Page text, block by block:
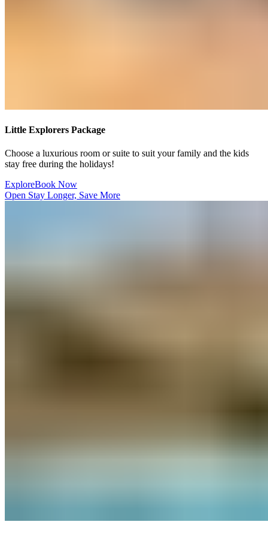
Little Explorers Package​​​​‌ ‍ ​‍​‍‌‍ ‌ ​‍‌‍‍‌‌‍‌ ‌‍‍‌‌‍ ‍​‍​‍​ ‍‍​‍​‍‌ ​ ‌‍​‌‌‍ ‍‌‍‍‌‌ ‌​‌ ‍‌​‍ ‍‌‍‍‌‌‍ ​‍​‍​‍ ​​‍​‍‌‍‍​‌ ​‍‌‍‌‌‌‍‌‍​‍​‍​ ‍‍​‍​‍‌‍‍​‌ ‌​‌ ‌​‌ ​​‌ ​ ​ ‍‍​‍ ​‍ ‌‍ ​​‍ ‌‌‍​‌‌‍ ‍‌‍‌​​‍ ‌‌ ​‍​‍ ‌‌‍‍​‌‍ ‌ ‌​‌‍‌‌‌‍ ​‌ ​ ​‍ ‌‌ ​ ‌ ‌​‌ ‌‌‌‍‌​‌‍‍‌‌‍ ​‍ ‍‌ ‌‍‌‍‌‌‌ ​‍‌‍​ ‌‍‌‌‌‍ ​​‍ ‍‌‍​‌‌ ​​‌ ​​​‍ ‌‍‍‌‌‍ ‍‌ ‌​‌‍‌‌‌‍ ‍‌ ‌​​‍ ‌‍‌‌‌‍‌​‌‍‍‌‌ ‌​​‍ ‌‍ ‌‌‍ ‌‍‌​‌‍‌‌​ ‌‌ ​​‌ ​‍‌‍‌‌‌ ​ ‌‍‌‌‌‍ ‍‌ ‌​‌‍​‌‌ ‌​‌‍‍‌‌‍ ‌‍ ‍​ ‍ ‌‍‍‌‌‍‌​​ ‌​ ‍‌​ ​‌​ ‌‍​ ‌‍​ ‍‌‌‍‌​‌‍​‌​ ​​​‍ ‌​ ‌‍‌‍​ ‌‍​ ‌‍​ ​‍ ‌​ ‌​​ ‍‌​ ‌​​ ‌‍​‍ ‌‌‍​‌​ ​‍​ ‌ ​ ‌​​‍ ‌‌‍​‌‌‍​ ‌‍​‍​ ‍‌‌‍​‍​ ​ ‌‍‌‌‌‍​ ​ ​ ‌‍‌​​ ‌ ‌‍​ ​ ‍ ‌ ‌​‌ ‍‌‌ ​​‌‍‌‌​ ‌‌‍‍​‌‍ ‌ ‌​‌‍‌‌‌‍ ​‌‌​ ‌‍‍‌‌ ‌​‌‍‌‌‌‌​​‌‍​‌‌‍‌ ‌‍‌‌​ ‍ ‌ ​​‌‍​‌‌ ‌​‌‍‍​​ ‌‌ ​​‌‍​‌‌‍‌ ‌‍‌‌‌​​‍‌ ‌‌‌‍‍‌‌‍ ​‌‍‌​‌‍‌‌‌ ​‍​‍‌‌​ ‌‌‌​​‍‌‌ ‌‍‍ ‌‍‌‌‌ ‍‌​‍‌‌​ ​ ‌​‌​​‍‌‌​ ​ ‌​‌​​‍‌‌​ ​‍​ ​‍​ ‍​​ ​ ​ ‍​​ ‌ ​ ‍​​ ​‌​ ‌‍‌‍​ ‌‍‌‌​ ‌​​ ​‍‌‍​‌​‍‌‌​ ​‍​ ​‍​‍‌‌​ ‌‌‌​‌​​‍ ‍‌‍​ ‌‍ ‌‍ ‍‌ ‌​‌‍‌‌‌‍ ‍‌ ‌​​‍‌‌​ ‌‌‌​​‍‌‌ ‌‍‍ ‌‍‌‌‌ ‍‌​‍‌‌​ ​ ‌​‌​​‍‌‌​ ​ ‌​‌​​‍‌‌​ ​‍​ ​‍‌‍‌‍​ ​‍‌‍‌‌​ ​​​ ​​​ ​​​ ‌​‌‍​‍​ ‍​​ ‍‌​ ‌‌​ ​ ​‍‌‌​ ​‍​ ​‍​‍‌‌​ ‌‌‌​‌​​‍ ‍‌ ‌​‌‍‍‌‌ ‌​‌‍ ​‌‍‌‌​ ‌‍​‍‌‍​‌‌ ​ ‌‍‌‌‌‌‌‌‌ ​‍‌‍ ​​ ‌‌‍‍​‌ ‌​‌ ‌​‌ ​​‌ ​ ​‍‌‌​ ​ ‌​​‌​‍‌‌​ ​‍‌​‌‍​‍‌‌​ ​‍‌​‌‍‌‍ ​​‍ ‌‌‍​‌‌‍ ‍‌‍‌​​‍ ‌‌ ​‍​‍ ‌‌‍‍​‌‍ ‌ ‌​‌‍‌‌‌‍ ​‌ ​ ​‍ ‌‌ ​ ‌ ‌​‌ ‌‌‌‍‌​‌‍‍‌‌‍ ​‍ ‍‌ ‌‍‌‍‌‌‌ ​‍‌‍​ ‌‍‌‌‌‍ ​​‍ ‍‌‍​‌‌ ​​‌ ​​​‍‌‍‌‍‍‌‌‍‌​​ ‌​ ‍‌​ ​‌​ ‌‍​ ‌‍​ ‍‌‌‍‌​‌‍​‌​ ​​​‍ ‌​ ‌‍‌‍​ ‌‍​ ‌‍​ ​‍ ‌​ ‌​​ ‍‌​ ‌​​ ‌‍​‍ ‌‌‍​‌​ ​‍​ ‌ ​ ‌​​‍ ‌‌‍​‌‌‍​ ‌‍​‍​ ‍‌‌‍​‍​ ​ ‌‍‌‌‌‍​ ​ ​ ‌‍‌​​ ‌ ‌‍​ ​‍‌‍‌ ‌​‌ ‍‌‌ ​​‌‍‌‌​ ‌‌‍‍​‌‍ ‌ ‌​‌‍‌‌‌‍ ​‌‌​ ‌‍‍‌‌ ‌​‌‍‌‌‌‌​​‌‍​‌‌‍‌ ‌‍‌‌​‍‌‍‌ ​​‌‍​‌‌ ‌​‌‍‍​​ ‌‌ ​​‌‍​‌‌‍‌ ‌‍‌‌‌​​‍‌ ‌‌‌‍‍‌‌‍ ​‌‍‌​‌‍‌‌‌ ​‍​‍‌‌​ ‌‌‌​​‍‌‌ ‌‍‍ ‌‍‌‌‌ ‍‌​‍‌‌​ ​ ‌​‌​​‍‌‌​ ​ ‌​‌​​‍‌‌​ ​‍​ ​‍​ ‍​​ ​ ​ ‍​​ ‌ ​ ‍​​ ​‌​ ‌‍‌‍​ ‌‍‌‌​ ‌​​ ​‍‌‍​‌​‍‌‌​ ​‍​ ​‍​‍‌‌​ ‌‌‌​‌​​‍ ‍‌‍​ ‌‍ ‌‍ ‍‌ ‌​‌‍‌‌‌‍ ‍‌ ‌​​‍‌‌​ ‌‌‌​​‍‌‌ ‌‍‍ ‌‍‌‌‌ ‍‌​‍‌‌​ ​ ‌​‌​​‍‌‌​ ​ ‌​‌​​‍‌‌​ ​‍​ ​‍‌‍‌‍​ ​‍‌‍‌‌​ ​​​ ​​​ ​​​ ‌​‌‍​‍​ ‍​​ ‍‌​ ‌‌​ ​ ​‍‌‌​ ​‍​ ​‍​‍‌‌​ ‌‌‌​‌​​‍ ‍‌ ‌​‌‍‍‌‌ ‌​‌‍ ​‌‍‌‌​‍‌‍‌ ​​‌‍‌‌‌ ​‍‌ ​ ‌ ​​‌‍‌‌‌‍​ ‌ ‌​‌‍‍‌‌ ‌‍‌‍‌‌​ ‌‌ ​​‌ ‌‌‌‍​‍‌‍ ​‌‍‍‌‌ ​ ‌‍‍​‌‍‌‌‌‍‌​​‍​‍‌ ‌
Choose a luxurious room or suite to suit your family and the kids
stay free during the holidays!​​​​‌ ‍ ​‍​‍‌‍ ‌ ​‍‌‍‍‌‌‍‌ ‌‍‍‌‌‍ ‍​‍​‍​ ‍‍​‍​‍‌ ​ ‌‍​‌‌‍ ‍‌‍‍‌‌ ‌​‌ ‍‌​‍ ‍‌‍‍‌‌‍ ​‍​‍​‍ ​​‍​‍‌‍‍​‌ ​‍‌‍‌‌‌‍‌‍​‍​‍​ ‍‍​‍​‍‌‍‍​‌ ‌​‌ ‌​‌ ​​‌ ​ ​ ‍‍​‍ ​‍ ‌‍ ​​‍ ‌‌‍​‌‌‍ ‍‌‍‌​​‍ ‌‌ ​‍​‍ ‌‌‍‍​‌‍ ‌ ‌​‌‍‌‌‌‍ ​‌ ​ ​‍ ‌‌ ​ ‌ ‌​‌ ‌‌‌‍‌​‌‍‍‌‌‍ ​‍ ‍‌ ‌‍‌‍‌‌‌ ​‍‌‍​ ‌‍‌‌‌‍ ​​‍ ‍‌‍​‌‌ ​​‌ ​​​‍ ‌‍‍‌‌‍ ‍‌ ‌​‌‍‌‌‌‍ ‍‌ ‌​​‍ ‌‍‌‌‌‍‌​‌‍‍‌‌ ‌​​‍ ‌‍ ‌‌‍ ‌‍‌​‌‍‌‌​ ‌‌ ​​‌ ​‍‌‍‌‌‌ ​ ‌‍‌‌‌‍ ‍‌ ‌​‌‍​‌‌ ‌​‌‍‍‌‌‍ ‌‍ ‍​ ‍ ‌‍‍‌‌‍‌​​ ‌​ ‍‌​ ​‌​ ‌‍​ ‌‍​ ‍‌‌‍‌​‌‍​‌​ ​​​‍ ‌​ ‌‍‌‍​ ‌‍​ ‌‍​ ​‍ ‌​ ‌​​ ‍‌​ ‌​​ ‌‍​‍ ‌‌‍​‌​ ​‍​ ‌ ​ ‌​​‍ ‌‌‍​‌‌‍​ ‌‍​‍​ ‍‌‌‍​‍​ ​ ‌‍‌‌‌‍​ ​ ​ ‌‍‌​​ ‌ ‌‍​ ​ ‍ ‌ ‌​‌ ‍‌‌ ​​‌‍‌‌​ ‌‌‍‍​‌‍ ‌ ‌​‌‍‌‌‌‍ ​‌‌​ ‌‍‍‌‌ ‌​‌‍‌‌‌‌​​‌‍​‌‌‍‌ ‌‍‌‌​ ‍ ‌ ​​‌‍​‌‌ ‌​‌‍‍​​ ‌‌ ​​‌‍​‌‌‍‌ ‌‍‌‌‌​​‍‌ ‌‌‌‍‍‌‌‍ ​‌‍‌​‌‍‌‌‌ ​‍​‍‌‌​ ‌‌‌​​‍‌‌ ‌‍‍ ‌‍‌‌‌ ‍‌​‍‌‌​ ​ ‌​‌​​‍‌‌​ ​ ‌​‌​​‍‌‌​ ​‍​ ​‍​ ‍​​ ​ ​ ‍​​ ‌ ​ ‍​​ ​‌​ ‌‍‌‍​ ‌‍‌‌​ ‌​​ ​‍‌‍​‌​‍‌‌​ ​‍​ ​‍​‍‌‌​ ‌‌‌​‌​​‍ ‍‌‍​ ‌‍ ‌‍ ‍‌ ‌​‌‍‌‌‌‍ ‍‌ ‌​​‍‌‌​ ‌‌‌​​‍‌‌ ‌‍‍ ‌‍‌‌‌ ‍‌​‍‌‌​ ​ ‌​‌​​‍‌‌​ ​ ‌​‌​​‍‌‌​ ​‍​ ​‍‌‍‌‍​ ​‍‌‍‌‌​ ​​​ ​​​ ​​​ ‌​‌‍​‍​ ‍​​ ‍‌​ ‌‌​ ​ ​‍‌‌​ ​‍​ ​‍​‍‌‌​ ‌‌‌​‌​​‍ ‍‌‍‌‌‌ ‍​‌‍​ ‌‍‌‌‌ ​‍‌ ​​‌ ‌​​ ‌‍​‍‌‍​‌‌ ​ ‌‍‌‌‌‌‌‌‌ ​‍‌‍ ​​ ‌‌‍‍​‌ ‌​‌ ‌​‌ ​​‌ ​ ​‍‌‌​ ​ ‌​​‌​‍‌‌​ ​‍‌​‌‍​‍‌‌​ ​‍‌​‌‍‌‍ ​​‍ ‌‌‍​‌‌‍ ‍‌‍‌​​‍ ‌‌ ​‍​‍ ‌‌‍‍​‌‍ ‌ ‌​‌‍‌‌‌‍ ​‌ ​ ​‍ ‌‌ ​ ‌ ‌​‌ ‌‌‌‍‌​‌‍‍‌‌‍ ​‍ ‍‌ ‌‍‌‍‌‌‌ ​‍‌‍​ ‌‍‌‌‌‍ ​​‍ ‍‌‍​‌‌ ​​‌ ​​​‍‌‍‌‍‍‌‌‍‌​​ ‌​ ‍‌​ ​‌​ ‌‍​ ‌‍​ ‍‌‌‍‌​‌‍​‌​ ​​​‍ ‌​ ‌‍‌‍​ ‌‍​ ‌‍​ ​‍ ‌​ ‌​​ ‍‌​ ‌​​ ‌‍​‍ ‌‌‍​‌​ ​‍​ ‌ ​ ‌​​‍ ‌‌‍​‌‌‍​ ‌‍​‍​ ‍‌‌‍​‍​ ​ ‌‍‌‌‌‍​ ​ ​ ‌‍‌​​ ‌ ‌‍​ ​‍‌‍‌ ‌​‌ ‍‌‌ ​​‌‍‌‌​ ‌‌‍‍​‌‍ ‌ ‌​‌‍‌‌‌‍ ​‌‌​ ‌‍‍‌‌ ‌​‌‍‌‌‌‌​​‌‍​‌‌‍‌ ‌‍‌‌​‍‌‍‌ ​​‌‍​‌‌ ‌​‌‍‍​​ ‌‌ ​​‌‍​‌‌‍‌ ‌‍‌‌‌​​‍‌ ‌‌‌‍‍‌‌‍ ​‌‍‌​‌‍‌‌‌ ​‍​‍‌‌​ ‌‌‌​​‍‌‌ ‌‍‍ ‌‍‌‌‌ ‍‌​‍‌‌​ ​ ‌​‌​​‍‌‌​ ​ ‌​‌​​‍‌‌​ ​‍​ ​‍​ ‍​​ ​ ​ ‍​​ ‌ ​ ‍​​ ​‌​ ‌‍‌‍​ ‌‍‌‌​ ‌​​ ​‍‌‍​‌​‍‌‌​ ​‍​ ​‍​‍‌‌​ ‌‌‌​‌​​‍ ‍‌‍​ ‌‍ ‌‍ ‍‌ ‌​‌‍‌‌‌‍ ‍‌ ‌​​‍‌‌​ ‌‌‌​​‍‌‌ ‌‍‍ ‌‍‌‌‌ ‍‌​‍‌‌​ ​ ‌​‌​​‍‌‌​ ​ ‌​‌​​‍‌‌​ ​‍​ ​‍‌‍‌‍​ ​‍‌‍‌‌​ ​​​ ​​​ ​​​ ‌​‌‍​‍​ ‍​​ ‍‌​ ‌‌​ ​ ​‍‌‌​ ​‍​ ​‍​‍‌‌​ ‌‌‌​‌​​‍ ‍‌‍‌‌‌ ‍​‌‍​ ‌‍‌‌‌ ​‍‌ ​​‌ ‌​​‍‌‍‌ ​​‌‍‌‌‌ ​‍‌ ​ ‌ ​​‌‍‌‌‌‍​ ‌ ‌​‌‍‍‌‌ ‌‍‌‍‌‌​ ‌‌ ​​‌ ‌‌‌‍​‍‌‍ ​‌‍‍‌‌ ​ ‌‍‍​‌‍‌‌‌‍‌​​‍​‍‌ ‌
Explore​​​​‌ ‍ ​‍​‍‌‍ ‌ ​‍‌‍‍‌‌‍‌ ‌‍‍‌‌‍ ‍​‍​‍​ ‍‍​‍​‍‌ ​ ‌‍​‌‌‍ ‍‌‍‍‌‌ ‌​‌ ‍‌​‍ ‍‌‍‍‌‌‍ ​‍​‍​‍ ​​‍​‍‌‍‍​‌ ​‍‌‍‌‌‌‍‌‍​‍​‍​ ‍‍​‍​‍‌‍‍​‌ ‌​‌ ‌​‌ ​​‌ ​ ​ ‍‍​‍ ​‍ ‌‍ ​​‍ ‌‌‍​‌‌‍ ‍‌‍‌​​‍ ‌‌ ​‍​‍ ‌‌‍‍​‌‍ ‌ ‌​‌‍‌‌‌‍ ​‌ ​ ​‍ ‌‌ ​ ‌ ‌​‌ ‌‌‌‍‌​‌‍‍‌‌‍ ​‍ ‍‌ ‌‍‌‍‌‌‌ ​‍‌‍​ ‌‍‌‌‌‍ ​​‍ ‍‌‍​‌‌ ​​‌ ​​​‍ ‌‍‍‌‌‍ ‍‌ ‌​‌‍‌‌‌‍ ‍‌ ‌​​‍ ‌‍‌‌‌‍‌​‌‍‍‌‌ ‌​​‍ ‌‍ ‌‌‍ ‌‍‌​‌‍‌‌​ ‌‌ ​​‌ ​‍‌‍‌‌‌ ​ ‌‍‌‌‌‍ ‍‌ ‌​‌‍​‌‌ ‌​‌‍‍‌‌‍ ‌‍ ‍​ ‍ ‌‍‍‌‌‍‌​​ ‌​ ‍‌​ ​‌​ ‌‍​ ‌‍​ ‍‌‌‍‌​‌‍​‌​ ​​​‍ ‌​ ‌‍‌‍​ ‌‍​ ‌‍​ ​‍ ‌​ ‌​​ ‍‌​ ‌​​ ‌‍​‍ ‌‌‍​‌​ ​‍​ ‌ ​ ‌​​‍ ‌‌‍​‌‌‍​ ‌‍​‍​ ‍‌‌‍​‍​ ​ ‌‍‌‌‌‍​ ​ ​ ‌‍‌​​ ‌ ‌‍​ ​ ‍ ‌ ‌​‌ ‍‌‌ ​​‌‍‌‌​ ‌‌‍‍​‌‍ ‌ ‌​‌‍‌‌‌‍ ​‌‌​ ‌‍‍‌‌ ‌​‌‍‌‌‌‌​​‌‍​‌‌‍‌ ‌‍‌‌​ ‍ ‌ ​​‌‍​‌‌ ‌​‌‍‍​​ ‌‌ ​​‌‍​‌‌‍‌ ‌‍‌‌‌​​‍‌ ‌‌‌‍‍‌‌‍ ​‌‍‌​‌‍‌‌‌ ​‍​‍‌‌​ ‌‌‌​​‍‌‌ ‌‍‍ ‌‍‌‌‌ ‍‌​‍‌‌​ ​ ‌​‌​​‍‌‌​ ​ ‌​‌​​‍‌‌​ ​‍​ ​‍​ ‍​​ ​ ​ ‍​​ ‌ ​ ‍​​ ​‌​ ‌‍‌‍​ ‌‍‌‌​ ‌​​ ​‍‌‍​‌​‍‌‌​ ​‍​ ​‍​‍‌‌​ ‌‌‌​‌​​‍ ‍‌‍​ ‌‍ ‌‍ ‍‌ ‌​‌‍‌‌‌‍ ‍‌ ‌​​‍‌‌​ ‌‌‌​​‍‌‌ ‌‍‍ ‌‍‌‌‌ ‍‌​‍‌‌​ ​ ‌​‌​​‍‌‌​ ​ ‌​‌​​‍‌‌​ ​‍​ ​‍‌‍‌‍​ ​‍‌‍‌‌​ ​​​ ​​​ ​​​ ‌​‌‍​‍​ ‍​​ ‍‌​ ‌‌​ ​ ​‍‌‌​ ​‍​ ​‍​‍‌‌​ ‌‌‌​‌​​‍ ‍‌ ​​‌ ​‍‌‍‍‌‌‍ ‌‌‍​‌‌ ​‍‌ ‍‌‌​​ ‌ ‌​‌‍​‌​‍ ‍‌‍ ​‌‍​‌‌‍​‍‌‍‌‌‌‍ ​​ ‌‍​‍‌‍​‌‌ ​ ‌‍‌‌‌‌‌‌‌ ​‍‌‍ ​​ ‌‌‍‍​‌ ‌​‌ ‌​‌ ​​‌ ​ ​‍‌‌​ ​ ‌​​‌​‍‌‌​ ​‍‌​‌‍​‍‌‌​ ​‍‌​‌‍‌‍ ​​‍ ‌‌‍​‌‌‍ ‍‌‍‌​​‍ ‌‌ ​‍​‍ ‌‌‍‍​‌‍ ‌ ‌​‌‍‌‌‌‍ ​‌ ​ ​‍ ‌‌ ​ ‌ ‌​‌ ‌‌‌‍‌​‌‍‍‌‌‍ ​‍ ‍‌ ‌‍‌‍‌‌‌ ​‍‌‍​ ‌‍‌‌‌‍ ​​‍ ‍‌‍​‌‌ ​​‌ ​​​‍‌‍‌‍‍‌‌‍‌​​ ‌​ ‍‌​ ​‌​ ‌‍​ ‌‍​ ‍‌‌‍‌​‌‍​‌​ ​​​‍ ‌​ ‌‍‌‍​ ‌‍​ ‌‍​ ​‍ ‌​ ‌​​ ‍‌​ ‌​​ ‌‍​‍ ‌‌‍​‌​ ​‍​ ‌ ​ ‌​​‍ ‌‌‍​‌‌‍​ ‌‍​‍​ ‍‌‌‍​‍​ ​ ‌‍‌‌‌‍​ ​ ​ ‌‍‌​​ ‌ ‌‍​ ​‍‌‍‌ ‌​‌ ‍‌‌ ​​‌‍‌‌​ ‌‌‍‍​‌‍ ‌ ‌​‌‍‌‌‌‍ ​‌‌​ ‌‍‍‌‌ ‌​‌‍‌‌‌‌​​‌‍​‌‌‍‌ ‌‍‌‌​‍‌‍‌ ​​‌‍​‌‌ ‌​‌‍‍​​ ‌‌ ​​‌‍​‌‌‍‌ ‌‍‌‌‌​​‍‌ ‌‌‌‍‍‌‌‍ ​‌‍‌​‌‍‌‌‌ ​‍​‍‌‌​ ‌‌‌​​‍‌‌ ‌‍‍ ‌‍‌‌‌ ‍‌​‍‌‌​ ​ ‌​‌​​‍‌‌​ ​ ‌​‌​​‍‌‌​ ​‍​ ​‍​ ‍​​ ​ ​ ‍​​ ‌ ​ ‍​​ ​‌​ ‌‍‌‍​ ‌‍‌‌​ ‌​​ ​‍‌‍​‌​‍‌‌​ ​‍​ ​‍​‍‌‌​ ‌‌‌​‌​​‍ ‍‌‍​ ‌‍ ‌‍ ‍‌ ‌​‌‍‌‌‌‍ ‍‌ ‌​​‍‌‌​ ‌‌‌​​‍‌‌ ‌‍‍ ‌‍‌‌‌ ‍‌​‍‌‌​ ​ ‌​‌​​‍‌‌​ ​ ‌​‌​​‍‌‌​ ​‍​ ​‍‌‍‌‍​ ​‍‌‍‌‌​ ​​​ ​​​ ​​​ ‌​‌‍​‍​ ‍​​ ‍‌​ ‌‌​ ​ ​‍‌‌​ ​‍​ ​‍​‍‌‌​ ‌‌‌​‌​​‍ ‍‌ ​​‌ ​‍‌‍‍‌‌‍ ‌‌‍​‌‌ ​‍‌ ‍‌‌​​ ‌ ‌​‌‍​‌​‍ ‍‌‍ ​‌‍​‌‌‍​‍‌‍‌‌‌‍ ​​‍‌‍‌ ​​‌‍‌‌‌ ​‍‌ ​ ‌ ​​‌‍‌‌‌‍​ ‌ ‌​‌‍‍‌‌ ‌‍‌‍‌‌​ ‌‌ ​​‌ ‌‌‌‍​‍‌‍ ​‌‍‍‌‌ ​ ‌‍‍​‌‍‌‌‌‍‌​​‍​‍‌ ‌Book Now​​​​‌ ‍ ​‍​‍‌‍ ‌ ​‍‌‍‍‌‌‍‌ ‌‍‍‌‌‍ ‍​‍​‍​ ‍‍​‍​‍‌ ​ ‌‍​‌‌‍ ‍‌‍‍‌‌ ‌​‌ ‍‌​‍ ‍‌‍‍‌‌‍ ​‍​‍​‍ ​​‍​‍‌‍‍​‌ ​‍‌‍‌‌‌‍‌‍​‍​‍​ ‍‍​‍​‍‌‍‍​‌ ‌​‌ ‌​‌ ​​‌ ​ ​ ‍‍​‍ ​‍ ‌‍ ​​‍ ‌‌‍​‌‌‍ ‍‌‍‌​​‍ ‌‌ ​‍​‍ ‌‌‍‍​‌‍ ‌ ‌​‌‍‌‌‌‍ ​‌ ​ ​‍ ‌‌ ​ ‌ ‌​‌ ‌‌‌‍‌​‌‍‍‌‌‍ ​‍ ‍‌ ‌‍‌‍‌‌‌ ​‍‌‍​ ‌‍‌‌‌‍ ​​‍ ‍‌‍​‌‌ ​​‌ ​​​‍ ‌‍‍‌‌‍ ‍‌ ‌​‌‍‌‌‌‍ ‍‌ ‌​​‍ ‌‍‌‌‌‍‌​‌‍‍‌‌ ‌​​‍ ‌‍ ‌‌‍ ‌‍‌​‌‍‌‌​ ‌‌ ​​‌ ​‍‌‍‌‌‌ ​ ‌‍‌‌‌‍ ‍‌ ‌​‌‍​‌‌ ‌​‌‍‍‌‌‍ ‌‍ ‍​ ‍ ‌‍‍‌‌‍‌​​ ‌​ ‍‌​ ​‌​ ‌‍​ ‌‍​ ‍‌‌‍‌​‌‍​‌​ ​​​‍ ‌​ ‌‍‌‍​ ‌‍​ ‌‍​ ​‍ ‌​ ‌​​ ‍‌​ ‌​​ ‌‍​‍ ‌‌‍​‌​ ​‍​ ‌ ​ ‌​​‍ ‌‌‍​‌‌‍​ ‌‍​‍​ ‍‌‌‍​‍​ ​ ‌‍‌‌‌‍​ ​ ​ ‌‍‌​​ ‌ ‌‍​ ​ ‍ ‌ ‌​‌ ‍‌‌ ​​‌‍‌‌​ ‌‌‍‍​‌‍ ‌ ‌​‌‍‌‌‌‍ ​‌‌​ ‌‍‍‌‌ ‌​‌‍‌‌‌‌​​‌‍​‌‌‍‌ ‌‍‌‌​ ‍ ‌ ​​‌‍​‌‌ ‌​‌‍‍​​ ‌‌ ​​‌‍​‌‌‍‌ ‌‍‌‌‌​​‍‌ ‌‌‌‍‍‌‌‍ ​‌‍‌​‌‍‌‌‌ ​‍​‍‌‌​ ‌‌‌​​‍‌‌ ‌‍‍ ‌‍‌‌‌ ‍‌​‍‌‌​ ​ ‌​‌​​‍‌‌​ ​ ‌​‌​​‍‌‌​ ​‍​ ​‍​ ‍​​ ​ ​ ‍​​ ‌ ​ ‍​​ ​‌​ ‌‍‌‍​ ‌‍‌‌​ ‌​​ ​‍‌‍​‌​‍‌‌​ ​‍​ ​‍​‍‌‌​ ‌‌‌​‌​​‍ ‍‌‍​ ‌‍ ‌‍ ‍‌ ‌​‌‍‌‌‌‍ ‍‌ ‌​​‍‌‌​ ‌‌‌​​‍‌‌ ‌‍‍ ‌‍‌‌‌ ‍‌​‍‌‌​ ​ ‌​‌​​‍‌‌​ ​ ‌​‌​​‍‌‌​ ​‍​ ​‍‌‍‌‍​ ​‍‌‍‌‌​ ​​​ ​​​ ​​​ ‌​‌‍​‍​ ‍​​ ‍‌​ ‌‌​ ​ ​‍‌‌​ ​‍​ ​‍​‍‌‌​ ‌‌‌​‌​​‍ ‍‌ ​ ‌‍‌‌‌‍​ ‌‍ ‌‍ ‍‌‍‌​‌‍​‌‌ ​‍‌ ‍‌‌​​ ‌ ‌​‌‍​‌​‍ ‍‌‍ ​‌‍​‌‌‍​‍‌‍‌‌‌‍ ​​ ‌‍​‍‌‍​‌‌ ​ ‌‍‌‌‌‌‌‌‌ ​‍‌‍ ​​ ‌‌‍‍​‌ ‌​‌ ‌​‌ ​​‌ ​ ​‍‌‌​ ​ ‌​​‌​‍‌‌​ ​‍‌​‌‍​‍‌‌​ ​‍‌​‌‍‌‍ ​​‍ ‌‌‍​‌‌‍ ‍‌‍‌​​‍ ‌‌ ​‍​‍ ‌‌‍‍​‌‍ ‌ ‌​‌‍‌‌‌‍ ​‌ ​ ​‍ ‌‌ ​ ‌ ‌​‌ ‌‌‌‍‌​‌‍‍‌‌‍ ​‍ ‍‌ ‌‍‌‍‌‌‌ ​‍‌‍​ ‌‍‌‌‌‍ ​​‍ ‍‌‍​‌‌ ​​‌ ​​​‍‌‍‌‍‍‌‌‍‌​​ ‌​ ‍‌​ ​‌​ ‌‍​ ‌‍​ ‍‌‌‍‌​‌‍​‌​ ​​​‍ ‌​ ‌‍‌‍​ ‌‍​ ‌‍​ ​‍ ‌​ ‌​​ ‍‌​ ‌​​ ‌‍​‍ ‌‌‍​‌​ ​‍​ ‌ ​ ‌​​‍ ‌‌‍​‌‌‍​ ‌‍​‍​ ‍‌‌‍​‍​ ​ ‌‍‌‌‌‍​ ​ ​ ‌‍‌​​ ‌ ‌‍​ ​‍‌‍‌ ‌​‌ ‍‌‌ ​​‌‍‌‌​ ‌‌‍‍​‌‍ ‌ ‌​‌‍‌‌‌‍ ​‌‌​ ‌‍‍‌‌ ‌​‌‍‌‌‌‌​​‌‍​‌‌‍‌ ‌‍‌‌​‍‌‍‌ ​​‌‍​‌‌ ‌​‌‍‍​​ ‌‌ ​​‌‍​‌‌‍‌ ‌‍‌‌‌​​‍‌ ‌‌‌‍‍‌‌‍ ​‌‍‌​‌‍‌‌‌ ​‍​‍‌‌​ ‌‌‌​​‍‌‌ ‌‍‍ ‌‍‌‌‌ ‍‌​‍‌‌​ ​ ‌​‌​​‍‌‌​ ​ ‌​‌​​‍‌‌​ ​‍​ ​‍​ ‍​​ ​ ​ ‍​​ ‌ ​ ‍​​ ​‌​ ‌‍‌‍​ ‌‍‌‌​ ‌​​ ​‍‌‍​‌​‍‌‌​ ​‍​ ​‍​‍‌‌​ ‌‌‌​‌​​‍ ‍‌‍​ ‌‍ ‌‍ ‍‌ ‌​‌‍‌‌‌‍ ‍‌ ‌​​‍‌‌​ ‌‌‌​​‍‌‌ ‌‍‍ ‌‍‌‌‌ ‍‌​‍‌‌​ ​ ‌​‌​​‍‌‌​ ​ ‌​‌​​‍‌‌​ ​‍​ ​‍‌‍‌‍​ ​‍‌‍‌‌​ ​​​ ​​​ ​​​ ‌​‌‍​‍​ ‍​​ ‍‌​ ‌‌​ ​ ​‍‌‌​ ​‍​ ​‍​‍‌‌​ ‌‌‌​‌​​‍ ‍‌ ​ ‌‍‌‌‌‍​ ‌‍ ‌‍ ‍‌‍‌​‌‍​‌‌ ​‍‌ ‍‌‌​​ ‌ ‌​‌‍​‌​‍ ‍‌‍ ​‌‍​‌‌‍​‍‌‍‌‌‌‍ ​​‍‌‍‌ ​​‌‍‌‌‌ ​‍‌ ​ ‌ ​​‌‍‌‌‌‍​ ‌ ‌​‌‍‍‌‌ ‌‍‌‍‌‌​ ‌‌ ​​‌ ‌‌‌‍​‍‌‍ ​‌‍‍‌‌ ​ ‌‍‍​‌‍‌‌‌‍‌​​‍​‍‌ ‌
Open Stay Longer, Save More​​​​‌ ‍ ​‍​‍‌‍ ‌ ​‍‌‍‍‌‌‍‌ ‌‍‍‌‌‍ ‍​‍​‍​ ‍‍​‍​‍‌ ​ ‌‍​‌‌‍ ‍‌‍‍‌‌ ‌​‌ ‍‌​‍ ‍‌‍‍‌‌‍ ​‍​‍​‍ ​​‍​‍‌‍‍​‌ ​‍‌‍‌‌‌‍‌‍​‍​‍​ ‍‍​‍​‍‌‍‍​‌ ‌​‌ ‌​‌ ​​‌ ​ ​ ‍‍​‍ ​‍ ‌‍ ​​‍ ‌‌‍​‌‌‍ ‍‌‍‌​​‍ ‌‌ ​‍​‍ ‌‌‍‍​‌‍ ‌ ‌​‌‍‌‌‌‍ ​‌ ​ ​‍ ‌‌ ​ ‌ ‌​‌ ‌‌‌‍‌​‌‍‍‌‌‍ ​‍ ‍‌ ‌‍‌‍‌‌‌ ​‍‌‍​ ‌‍‌‌‌‍ ​​‍ ‍‌‍​‌‌ ​​‌ ​​​‍ ‌‍‍‌‌‍ ‍‌ ‌​‌‍‌‌‌‍ ‍‌ ‌​​‍ ‌‍‌‌‌‍‌​‌‍‍‌‌ ‌​​‍ ‌‍ ‌‌‍ ‌‍‌​‌‍‌‌​ ‌‌ ​​‌ ​‍‌‍‌‌‌ ​ ‌‍‌‌‌‍ ‍‌ ‌​‌‍​‌‌ ‌​‌‍‍‌‌‍ ‌‍ ‍​ ‍ ‌‍‍‌‌‍‌​​ ‌​ ‍‌​ ​‌​ ‌‍​ ‌‍​ ‍‌‌‍‌​‌‍​‌​ ​​​‍ ‌​ ‌‍‌‍​ ‌‍​ ‌‍​ ​‍ ‌​ ‌​​ ‍‌​ ‌​​ ‌‍​‍ ‌‌‍​‌​ ​‍​ ‌ ​ ‌​​‍ ‌‌‍​‌‌‍​ ‌‍​‍​ ‍‌‌‍​‍​ ​ ‌‍‌‌‌‍​ ​ ​ ‌‍‌​​ ‌ ‌‍​ ​ ‍ ‌ ‌​‌ ‍‌‌ ​​‌‍‌‌​ ‌‌‍‍​‌‍ ‌ ‌​‌‍‌‌‌‍ ​‌‌​ ‌‍‍‌‌ ‌​‌‍‌‌‌‌​​‌‍​‌‌‍‌ ‌‍‌‌​ ‍ ‌ ​​‌‍​‌‌ ‌​‌‍‍​​ ‌‌ ​​‌‍​‌‌‍‌ ‌‍‌‌‌​​‍‌ ‌‌‌‍‍‌‌‍ ​‌‍‌​‌‍‌‌‌ ​‍​‍‌‌​ ‌‌‌​​‍‌‌ ‌‍‍ ‌‍‌‌‌ ‍‌​‍‌‌​ ​ ‌​‌​​‍‌‌​ ​ ‌​‌​​‍‌‌​ ​‍​ ​‍​ ‍​​ ​ ​ ‍​​ ‌ ​ ‍​​ ​‌​ ‌‍‌‍​ ‌‍‌‌​ ‌​​ ​‍‌‍​‌​‍‌‌​ ​‍​ ​‍​‍‌‌​ ‌‌‌​‌​​‍ ‍‌‍​ ‌‍ ‌‍ ‍‌ ‌​‌‍‌‌‌‍ ‍‌ ‌​​‍‌‌​ ‌‌‌​​‍‌‌ ‌‍‍ ‌‍‌‌‌ ‍‌​‍‌‌​ ​ ‌​‌​​‍‌‌​ ​ ‌​‌​​‍‌‌​ ​‍​ ​‍‌‍‌‍​ ‌ ​ ‌‍‌‍​ ​ ‍​‌‍‌‌‌‍‌​​ ‌​​ ​ ​ ‌​​ ‍‌​ ‍​​‍‌‌​ ​‍​ ​‍​‍‌‌​ ‌‌‌​‌​​‍ ‍‌ ‌​‌‍‍‌‌ ‌​‌‍ ​‌‍‌‌​ ‌‍​‍‌‍​‌‌ ​ ‌‍‌‌‌‌‌‌‌ ​‍‌‍ ​​ ‌‌‍‍​‌ ‌​‌ ‌​‌ ​​‌ ​ ​‍‌‌​ ​ ‌​​‌​‍‌‌​ ​‍‌​‌‍​‍‌‌​ ​‍‌​‌‍‌‍ ​​‍ ‌‌‍​‌‌‍ ‍‌‍‌​​‍ ‌‌ ​‍​‍ ‌‌‍‍​‌‍ ‌ ‌​‌‍‌‌‌‍ ​‌ ​ ​‍ ‌‌ ​ ‌ ‌​‌ ‌‌‌‍‌​‌‍‍‌‌‍ ​‍ ‍‌ ‌‍‌‍‌‌‌ ​‍‌‍​ ‌‍‌‌‌‍ ​​‍ ‍‌‍​‌‌ ​​‌ ​​​‍‌‍‌‍‍‌‌‍‌​​ ‌​ ‍‌​ ​‌​ ‌‍​ ‌‍​ ‍‌‌‍‌​‌‍​‌​ ​​​‍ ‌​ ‌‍‌‍​ ‌‍​ ‌‍​ ​‍ ‌​ ‌​​ ‍‌​ ‌​​ ‌‍​‍ ‌‌‍​‌​ ​‍​ ‌ ​ ‌​​‍ ‌‌‍​‌‌‍​ ‌‍​‍​ ‍‌‌‍​‍​ ​ ‌‍‌‌‌‍​ ​ ​ ‌‍‌​​ ‌ ‌‍​ ​‍‌‍‌ ‌​‌ ‍‌‌ ​​‌‍‌‌​ ‌‌‍‍​‌‍ ‌ ‌​‌‍‌‌‌‍ ​‌‌​ ‌‍‍‌‌ ‌​‌‍‌‌‌‌​​‌‍​‌‌‍‌ ‌‍‌‌​‍‌‍‌ ​​‌‍​‌‌ ‌​‌‍‍​​ ‌‌ ​​‌‍​‌‌‍‌ ‌‍‌‌‌​​‍‌ ‌‌‌‍‍‌‌‍ ​‌‍‌​‌‍‌‌‌ ​‍​‍‌‌​ ‌‌‌​​‍‌‌ ‌‍‍ ‌‍‌‌‌ ‍‌​‍‌‌​ ​ ‌​‌​​‍‌‌​ ​ ‌​‌​​‍‌‌​ ​‍​ ​‍​ ‍​​ ​ ​ ‍​​ ‌ ​ ‍​​ ​‌​ ‌‍‌‍​ ‌‍‌‌​ ‌​​ ​‍‌‍​‌​‍‌‌​ ​‍​ ​‍​‍‌‌​ ‌‌‌​‌​​‍ ‍‌‍​ ‌‍ ‌‍ ‍‌ ‌​‌‍‌‌‌‍ ‍‌ ‌​​‍‌‌​ ‌‌‌​​‍‌‌ ‌‍‍ ‌‍‌‌‌ ‍‌​‍‌‌​ ​ ‌​‌​​‍‌‌​ ​ ‌​‌​​‍‌‌​ ​‍​ ​‍‌‍‌‍​ ‌ ​ ‌‍‌‍​ ​ ‍​‌‍‌‌‌‍‌​​ ‌​​ ​ ​ ‌​​ ‍‌​ ‍​​‍‌‌​ ​‍​ ​‍​‍‌‌​ ‌‌‌​‌​​‍ ‍‌ ‌​‌‍‍‌‌ ‌​‌‍ ​‌‍‌‌​‍‌‍‌ ​​‌‍‌‌‌ ​‍‌ ​ ‌ ​​‌‍‌‌‌‍​ ‌ ‌​‌‍‍‌‌ ‌‍‌‍‌‌​ ‌‌ ​​‌ ‌‌‌‍​‍‌‍ ​‌‍‍‌‌ ​ ‌‍‍​‌‍‌‌‌‍‌​​‍​‍‌ ‌